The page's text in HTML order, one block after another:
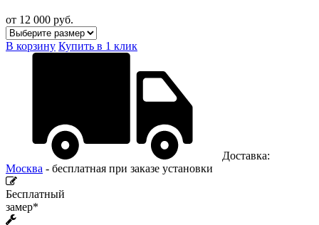
от 12 000 руб.
В корзину Купить в 1 клик
Доставка:
Москва - бесплатная при заказе установки
Бесплатный
замер*